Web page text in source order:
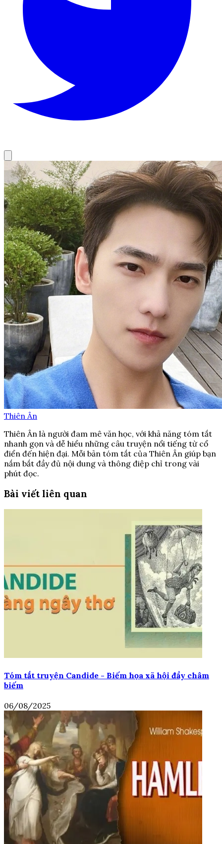
Thiên Ân
Thiên Ân là người đam mê văn học, với khả năng tóm tắt
nhanh gọn và dễ hiểu những câu truyện nổi tiếng từ cổ
điển đến hiện đại. Mỗi bản tóm tắt của Thiên Ân giúp bạn
nắm bắt đầy đủ nội dung và thông điệp chỉ trong vài
phút đọc.
Bài viết liên quan
Tóm tắt truyện Candide - Biếm họa xã hội đầy châm
biếm
06/08/2025